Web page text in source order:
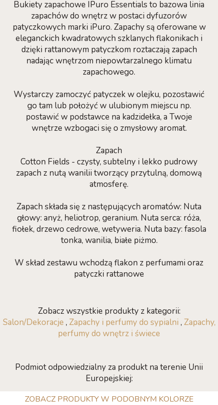
Bukiety zapachowe IPuro Essentials to bazowa linia
zapachów do wnętrz w postaci dyfuzorów
patyczkowych marki iPuro. Zapachy są oferowane w
eleganckich kwadratowych szklanych flakonikach i
dzięki rattanowym patyczkom roztaczają zapach
nadając wnętrzom niepowtarzalnego klimatu
zapachowego.
Wystarczy zamoczyć patyczek w olejku, pozostawić
go tam lub położyć w ulubionym miejscu np.
postawić w podstawce na kadzidełka, a Twoje
wnętrze wzbogaci się o zmysłowy aromat.
Zapach
Cotton Fields - czysty, subtelny i lekko pudrowy
zapach z nutą wanilii tworzący przytulną, domową
atmosferę.
Zapach składa się z następujących aromatów: Nuta
głowy: anyż, heliotrop, geranium. Nuta serca: róża,
fiołek, drzewo cedrowe, wetyweria. Nuta bazy: fasola
tonka, wanilia, białe piżmo.
W skład zestawu wchodzą flakon z perfumami oraz
patyczki rattanowe
Zobacz wszystkie produkty z kategorii:
Salon/Dekoracje , Zapachy i perfumy do sypialni , Zapachy,
perfumy do wnętrz i świece
Podmiot odpowiedzialny za produkt na terenie Unii
Europejskiej:
ZOBACZ PRODUKTY W PODOBNYM KOLORZE